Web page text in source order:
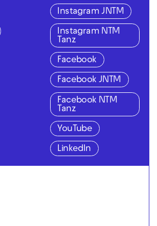
Instagram JNTM
Instagram NTM
Tanz
Facebook
Facebook JNTM
Facebook NTM
Tanz
YouTube
LinkedIn